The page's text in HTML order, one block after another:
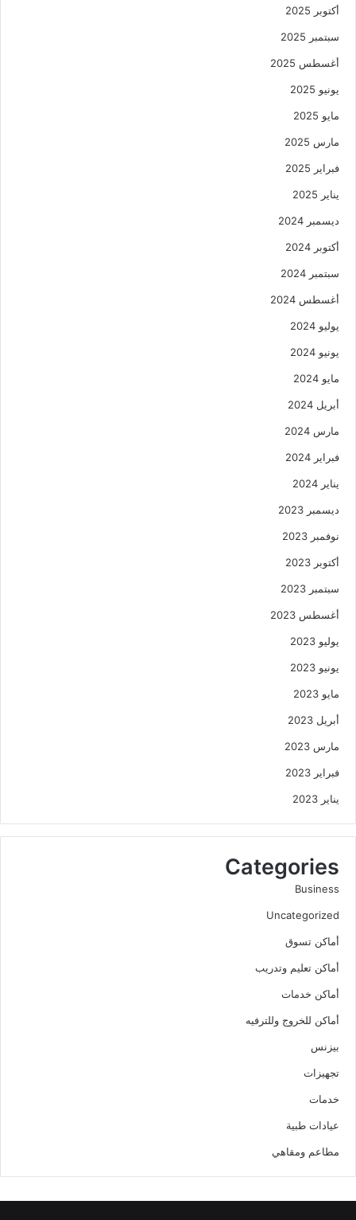
أكتوبر 2025
سبتمبر 2025
أغسطس 2025
يونيو 2025
مايو 2025
مارس 2025
فبراير 2025
يناير 2025
ديسمبر 2024
أكتوبر 2024
سبتمبر 2024
أغسطس 2024
يوليو 2024
يونيو 2024
مايو 2024
أبريل 2024
مارس 2024
فبراير 2024
يناير 2024
ديسمبر 2023
نوفمبر 2023
أكتوبر 2023
سبتمبر 2023
أغسطس 2023
يوليو 2023
يونيو 2023
مايو 2023
أبريل 2023
مارس 2023
فبراير 2023
يناير 2023
Categories
Business
Uncategorized
أماكن تسوق
أماكن تعليم وتدريب
أماكن خدمات
أماكن للخروج وللترفيه
بيزنس
تجهيزات
خدمات
عيادات طبية
مطاعم ومقاهي